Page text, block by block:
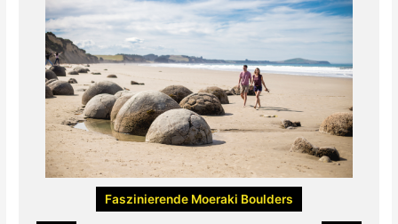
Faszinierende Moeraki Boulders